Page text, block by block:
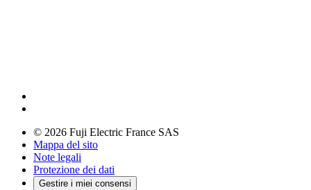
© 2026 Fuji Electric France SAS
Mappa del sito
Note legali
Protezione dei dati
Gestire i miei consensi